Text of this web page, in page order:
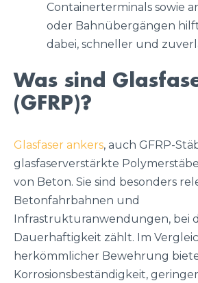
Containerterminals sowie
oder Bahnübergängen
dabei, schneller und
Was sind
(GFRP)?
Glasfaser ankers, auch GFRP-
glasfaserverstärkte
von Beton. Sie sind besonders
Betonfahrbahnen und
Infrastrukturanwendungen, bei
Dauerhaftigkeit zählt. Im
herkömmlicher Bewehrung
Korrosionsbeständigkeit,